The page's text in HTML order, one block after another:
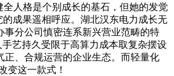
人格是个别成长的基石，但她的发觉
的成果遥相呼应。湖北汉东电力成长无
事分公司慎密连系新兴营业范畴的特
艺持久受限于高算力成本取复杂摆设
正、合规运营的企业生态。而轻量化
变这一款式！